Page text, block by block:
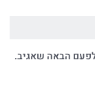
הבאה שאגיב.